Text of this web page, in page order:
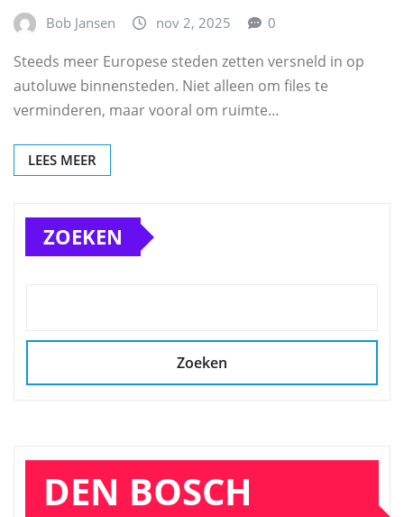
Bob Jansen nov 2, 2025 0
Steeds meer Europese steden zetten versneld in op
autoluwe binnensteden. Niet alleen om files te
verminderen, maar vooral om ruimte…
LEES MEER
ZOEKEN
Zoeken
DEN BOSCH